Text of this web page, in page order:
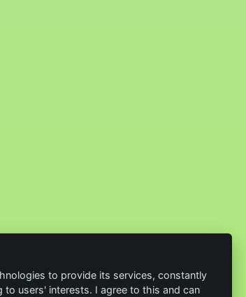
to provide its services, constantly
users' interests. I agree to this and can